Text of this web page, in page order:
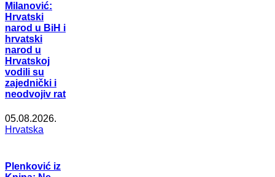
Milanović:
Hrvatski
narod u BiH i
hrvatski
narod u
Hrvatskoj
vodili su
zajednički i
neodvojiv rat
05.08.2026.
Hrvatska
Plenković iz